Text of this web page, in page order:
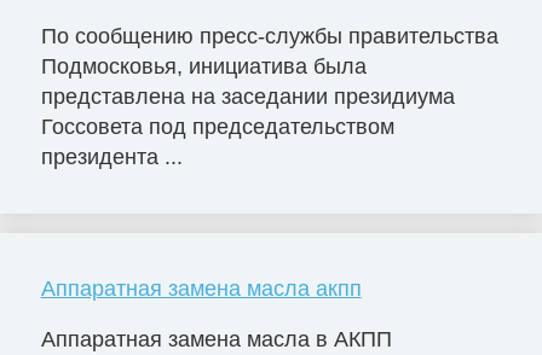
По сообщению пресс-службы правительства
Подмосковья, инициатива была
представлена на заседании президиума
Госсовета под председательством
президента ...
Аппаратная замена масла акпп
Аппаратная замена масла в АКПП